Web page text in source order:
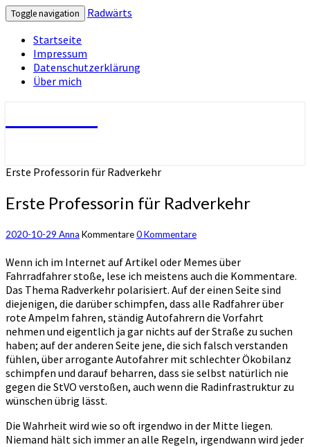
Toggle navigation
Radwärts
Startseite
Impressum
Datenschutzerklärung
Über mich
Erste Professorin für Radverkehr
Erste Professorin für Radverkehr
2020-10-29 Anna Kommentare0 Kommentare
Wenn ich im Internet auf Artikel oder Memes über
Fahrradfahrer stoße, lese ich meistens auch die Kommentare.
Das Thema Radverkehr polarisiert. Auf der einen Seite sind
diejenigen, die darüber schimpfen, dass alle Radfahrer über
rote Ampelm fahren, ständig Autofahrern die Vorfahrt
nehmen und eigentlich ja gar nichts auf der Straße zu suchen
haben; auf der anderen Seite jene, die sich falsch verstanden
fühlen, über arrogante Autofahrer mit schlechter Ökobilanz
schimpfen und darauf beharren, dass sie selbst natürlich nie
gegen die StVO verstoßen, auch wenn die Radinfrastruktur zu
wünschen übrig lässt.
Die Wahrheit wird wie so oft irgendwo in der Mitte liegen.
Niemand hält sich immer an alle Regeln, irgendwann wird jeder